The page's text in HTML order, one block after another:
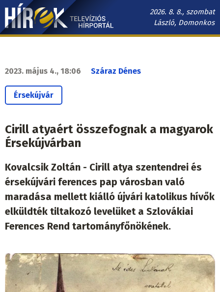
Ugrás
tartalomra
2026. 8. 8., szombat
László, Domonkos
Hírek.sk
navigáció
2023. május 4., 18:06 Száraz Dénes
Érsekújvár
Cirill atyaért összefognak a magyarok
Érsekújvárban
Kovalcsik Zoltán - Cirill atya szentendrei és
érsekújvári ferences pap városban való
maradása mellett kiálló újvári katolikus hívők
elküldték tiltakozó levelüket a Szlovákiai
Ferences Rend tartományfőnökének.